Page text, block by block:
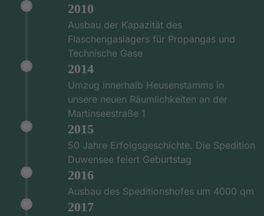
2010
Ausbau der Kapazität des
Flaschengaslagers für Propangas und
Technische Gase
2014
Umzug innerhalb Heusenstamms in
unsere neuen Räumlichkeiten an der
Martinseestraße 1
2015
50 Jahre Erfolgsgeschichte. Die Spedition
Duwensee feiert Geburtstag
2016
Ausbau des Speditionshofes um 4000 qm
2017